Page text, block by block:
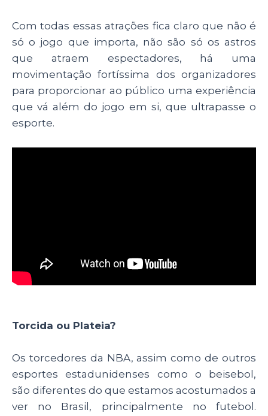
Com todas essas atrações fica claro que não é
só o jogo que importa, não são só os astros
que atraem espectadores, há uma
movimentação fortíssima dos organizadores
para proporcionar ao público uma experiência
que vá além do jogo em si, que ultrapasse o
esporte.
Torcida ou Plateia?
Os torcedores da NBA, assim como de outros
esportes estadunidenses como o beisebol,
são diferentes do que estamos acostumados a
ver no Brasil, principalmente no futebol.